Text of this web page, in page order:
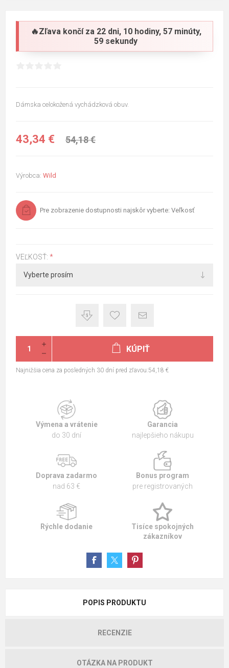
🔥Zľava končí za 22 dni, 10 hodiny, 57 minúty,
58 sekundy
Dámska celokožená vychádzková obuv.
43,34 € 54,18 €
Výrobca: Wild
Pre zobrazenie dostupnosti najskôr vyberte: Veľkosť
VEĽKOSŤ: *
KÚPIŤ
Najnižšia cena za posledných 30 dní pred zľavou:54,18 €
Výmena a vrátenie
do 30 dní
Garancia
najlepšieho nákupu
Doprava zadarmo
nad 63 €
Bonus program
pre registrovaných
Rýchle dodanie
Tisíce spokojných
zákazníkov
POPIS PRODUKTU
RECENZIE
OTÁZKA NA PRODUKT